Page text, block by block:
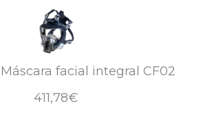
facial
integral
CF02
Máscara facial integral CF02
411,78€